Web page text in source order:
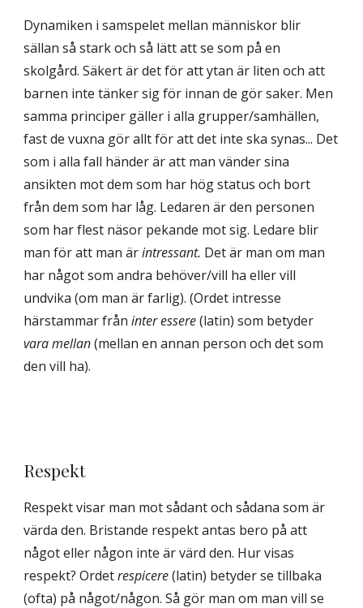
Dynamiken i samspelet mellan människor blir
sällan så stark och så lätt att se som på en
skolgård. Säkert är det för att ytan är liten och att
barnen inte tänker sig för innan de gör saker. Men
samma principer gäller i alla grupper/samhällen,
fast de vuxna gör allt för att det inte ska synas... Det
som i alla fall händer är att man vänder sina
ansikten mot dem som har hög status och bort
från dem som har låg. Ledaren är den personen
som har flest näsor pekande mot sig. Ledare blir
man för att man ärintressant. Det är man om man
har något som andra behöver/vill ha eller vill
undvika (om man är farlig). (Ordet intresse
härstammar fråninter essere(latin) som betyder
vara mellan(mellan en annan person och det som
den vill ha).
Respekt
Respekt visar man mot sådant och sådana som är
värda den. Bristande respekt antas bero på att
något eller någon inte är värd den. Hur visas
respekt? Ordetrespicere(latin) betyder se tillbaka
(ofta) på något/någon. Så gör man om man vill se